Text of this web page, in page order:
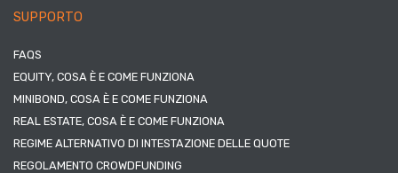
SUPPORTO
FAQS
EQUITY, COSA È E COME FUNZIONA
MINIBOND, COSA È E COME FUNZIONA
REAL ESTATE, COSA È E COME FUNZIONA
REGIME ALTERNATIVO DI INTESTAZIONE DELLE QUOTE
REGOLAMENTO CROWDFUNDING